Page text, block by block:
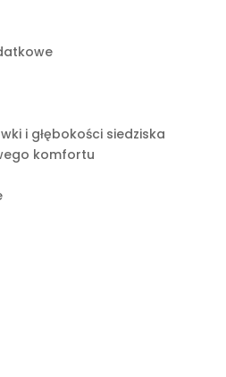
i głębokości siedziska
komfortu